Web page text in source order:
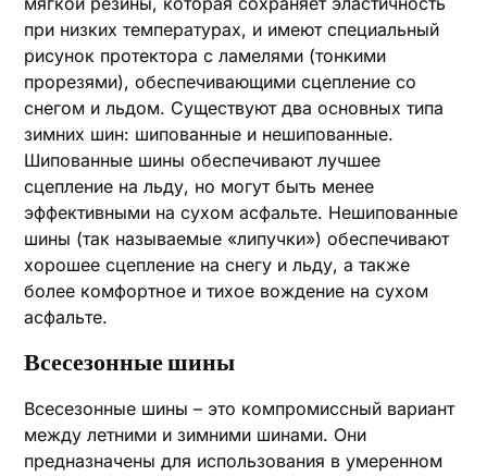
при низких температурах, и имеют специальный
рисунок протектора с ламелями (тонкими
прорезями), обеспечивающими сцепление со
снегом и льдом. Существуют два основных типа
зимних шин: шипованные и нешипованные.
Шипованные шины обеспечивают лучшее
сцепление на льду, но могут быть менее
эффективными на сухом асфальте. Нешипованные
шины (так называемые «липучки») обеспечивают
хорошее сцепление на снегу и льду, а также
более комфортное и тихое вождение на сухом
асфальте.
Всесезонные шины
Всесезонные шины – это компромиссный вариант
между летними и зимними шинами. Они
предназначены для использования в умеренном